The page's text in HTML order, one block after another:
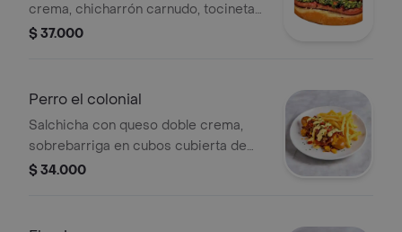
crema, chicharrón carnudo, tocineta
ahumada, ensalada de repollo, tártara,
$ 37.000
Perro el colonial
Salchicha con queso doble crema,
sobrebarriga en cubos cubierta de
hogao, tocineta ahumada, salsa
$ 34.000